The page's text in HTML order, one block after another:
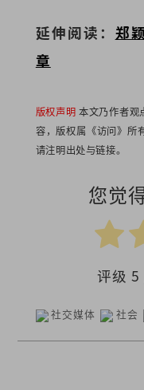
延伸阅读： 郑
章
版权声明 本文乃作者观
容，版权属《访问》所
请注明出处与链接。
您觉
评级5
社交媒体 社会